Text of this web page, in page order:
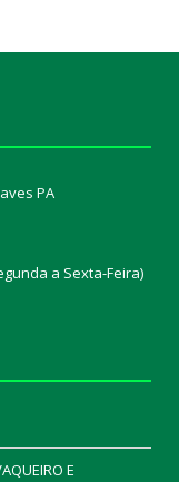
PA
a Sexta-Feira)
E